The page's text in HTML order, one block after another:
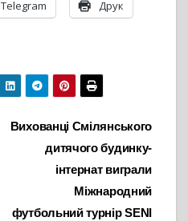
Telegram Друк
Вихованці Смілянського
дитячого будинку-
інтернат виграли
Міжнародний
футбольний турнір SENI